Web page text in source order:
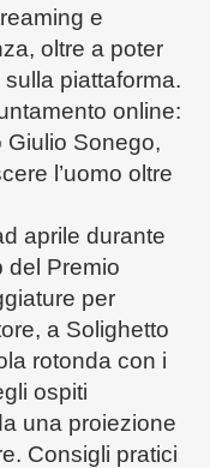
e
oltre a poter
piattaforma.
online:
Giulio Sonego,
l’uomo oltre
aprile durante
del Premio
per
a Solighetto
rotonda con i
ospiti
una proiezione
Consigli pratici